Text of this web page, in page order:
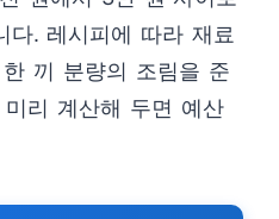
다. 레시피에 따라 재료
끼 분량의 조림을 준
리 계산해 두면 예산